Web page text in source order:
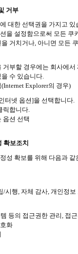
거부
대한 선택권을 가지고 있
을 설정함으로써 모든 쿠
거치거나, 아니면 모든
거부할 경우에는 회사에서
수 있습니다
(Internet Explorer의 경우)
터넷 옵션]을 선택합니다
릭합니다
옵션 선택
확보조치
성 확보를 위해 다음과 같
/시행 ,자체 감사 개인정보
등의 접근권한 관리, 접
화